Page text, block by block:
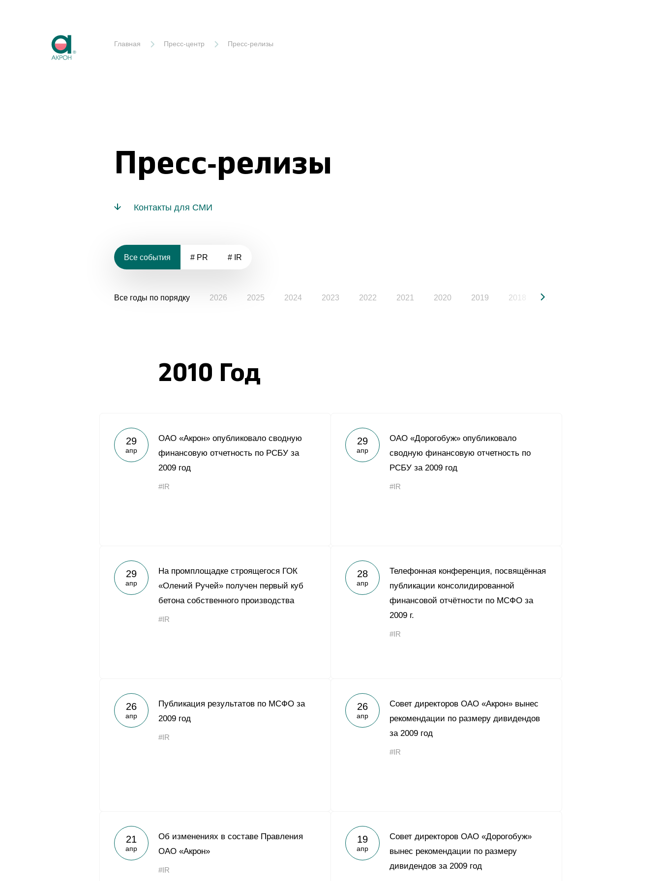
Главная Пресс-центр Пресс-релизы
Пресс-релизы
Контакты для СМИ
Все события # PR # IR
Все годы по порядку 2026 2025 2024 2023 2022 2021 2020 2019 2018
2010 Год
29
апр
ОАО «Акрон» опубликовало сводную
финансовую отчетность по РСБУ за
2009 год
#IR
29
апр
ОАО «Дорогобуж» опубликовало
сводную финансовую отчетность по
РСБУ за 2009 год
#IR
29
апр
На промплощадке строящегося ГОК
«Олений Ручей» получен первый куб
бетона собственного производства
#IR
28
апр
Телефонная конференция, посвящённая
публикации консолидированной
финансовой отчётности по МСФО за
2009 г.
#IR
26
апр
Публикация результатов по МСФО за
2009 год
#IR
26
апр
Совет директоров ОАО «Акрон» вынес
рекомендации по размеру дивидендов
за 2009 год
#IR
21
апр
Об изменениях в составе Правления
ОАО «Акрон»
#IR
19
апр
Совет директоров ОАО «Дорогобуж»
вынес рекомендации по размеру
дивидендов за 2009 год